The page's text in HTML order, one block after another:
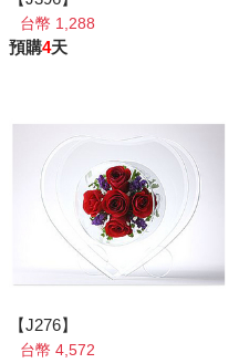
台幣 1,288
預購4天
【J276】
台幣 4,572